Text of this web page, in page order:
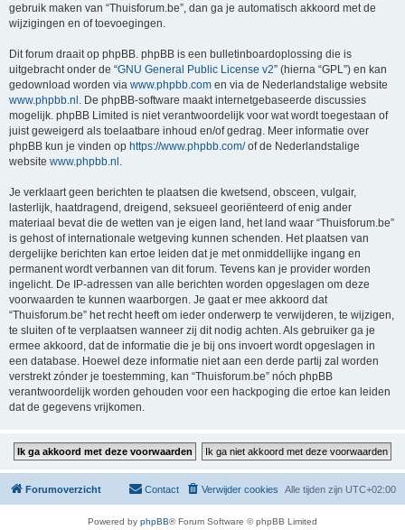
gebruik maken van “Thuisforum.be”, dan ga je automatisch akkoord met de
wijzigingen en of toevoegingen.
Dit forum draait op phpBB. phpBB is een bulletinboardoplossing die is
uitgebracht onder de “GNU General Public License v2” (hierna “GPL”) en kan
gedownload worden via www.phpbb.com en via de Nederlandstalige website
www.phpbb.nl . De phpBB-software maakt internetgebaseerde discussies
mogelijk. phpBB Limited is niet verantwoordelijk voor wat wordt toegestaan of
juist geweigerd als toelaatbare inhoud en/of gedrag. Meer informatie over
phpBB kun je vinden op https://www.phpbb.com/of de Nederlandstalige
website www.phpbb.nl .
Je verklaart geen berichten te plaatsen die kwetsend, obsceen, vulgair,
lasterlijk, haatdragend, dreigend, seksueel georiënteerd of enig ander
materiaal bevat die de wetten van je eigen land, het land waar “Thuisforum.be”
is gehost of internationale wetgeving kunnen schenden. Het plaatsen van
dergelijke berichten kan ertoe leiden dat je met onmiddellijke ingang en
permanent wordt verbannen van dit forum. Tevens kan je provider worden
ingelicht. De IP-adressen van alle berichten worden opgeslagen om deze
voorwaarden te kunnen waarborgen. Je gaat er mee akkoord dat
“Thuisforum.be” het recht heeft om ieder onderwerp te verwijderen, te wijzigen,
te sluiten of te verplaatsen wanneer zij dit nodig achten. Als gebruiker ga je
ermee akkoord, dat de informatie die je bij ons invoert wordt opgeslagen in
een database. Hoewel deze informatie niet aan een derde partij zal worden
verstrekt zónder je toestemming, kan “Thuisforum.be” nóch phpBB
verantwoordelijk worden gehouden voor een hackpoging die ertoe kan leiden
dat de gegevens vrijkomen.
Forumoverzicht Alle tijden zijn UTC+02:00
Verwijder cookies
Contact
Powered by phpBB® Forum Software © phpBB Limited